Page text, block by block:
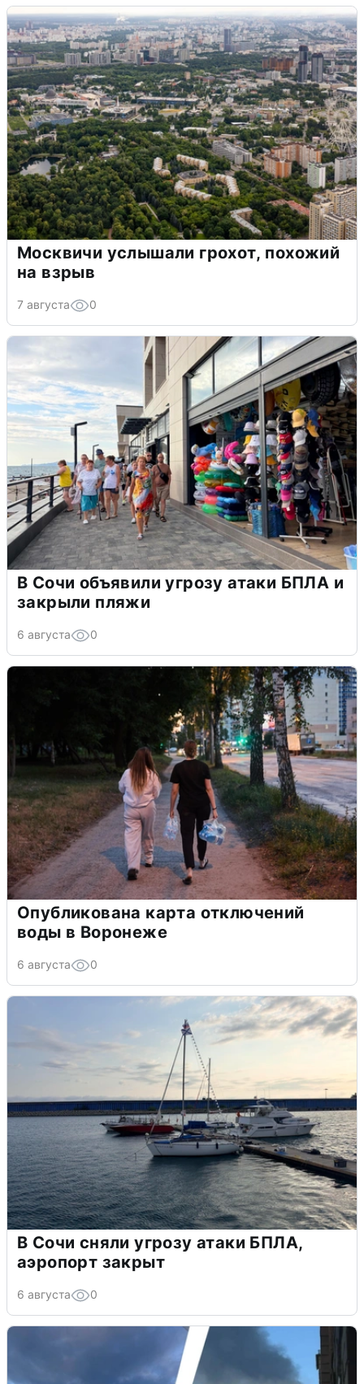
Москвичи услышали грохот, похожий
на взрыв
7 августа 0
В Сочи объявили угрозу атаки БПЛА и
закрыли пляжи
6 августа 0
Опубликована карта отключений
воды в Воронеже
6 августа 0
В Сочи сняли угрозу атаки БПЛА,
аэропорт закрыт
6 августа 0